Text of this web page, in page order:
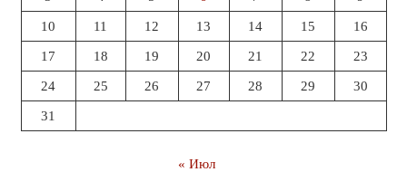
10 11 12 13 14 15 16
17 18 19 20 21 22 23
24 25 26 27 28 29 30
31
« Июл